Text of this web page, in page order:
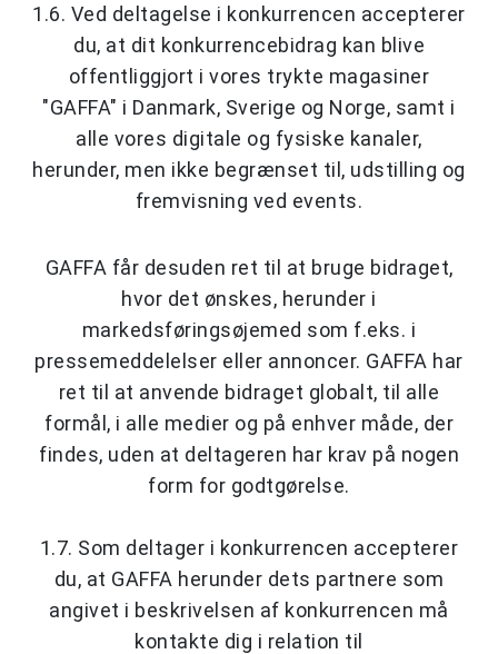
1.6. Ved deltagelse i konkurrencen accepterer
du, at dit konkurrencebidrag kan blive
offentliggjort i vores trykte magasiner
"GAFFA" i Danmark, Sverige og Norge, samt i
alle vores digitale og fysiske kanaler,
herunder, men ikke begrænset til, udstilling og
fremvisning ved events.
GAFFA får desuden ret til at bruge bidraget,
hvor det ønskes, herunder i
markedsføringsøjemed som f.eks. i
pressemeddelelser eller annoncer. GAFFA har
ret til at anvende bidraget globalt, til alle
formål, i alle medier og på enhver måde, der
findes, uden at deltageren har krav på nogen
form for godtgørelse.
1.7. Som deltager i konkurrencen accepterer
du, at GAFFA herunder dets partnere som
angivet i beskrivelsen af konkurrencen må
kontakte dig i relation til